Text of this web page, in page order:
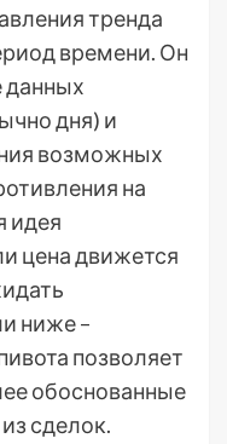
тренда
времени. Он
данных
дня) и
возможных
на
идея
цена движется
ниже –
позволяет
обоснованные
сделок.